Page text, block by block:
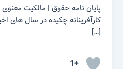
پایان نامه حقوق | مالکیت
کارآفرینانه چکیده در سال های
[…]
+1